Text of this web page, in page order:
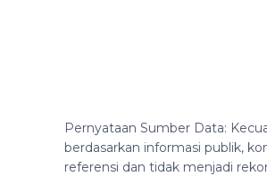
Pernyataan Sumber Data:
berdasarkan informasi publik,
referensi dan tidak menjadi